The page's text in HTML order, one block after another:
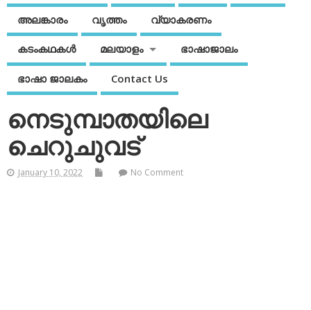
അലങ്കാരം വൃത്തം വ്യാകരണം
കടംകഥകള്‍ മലയാളം ഭാഷാജാലം
ഭാഷാ ജാലകം Contact Us
നെടുമ്പാതയിലെ
ചെറുചുവട്
January 10, 2022 No Comment